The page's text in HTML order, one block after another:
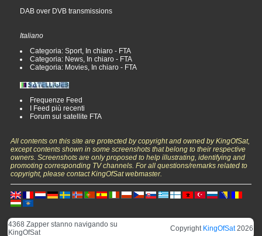
DAB over DVB transmissions
Italiano
Categoria: Sport, In chiaro - FTA
Categoria: News, In chiaro - FTA
Categoria: Movies, In chiaro - FTA
Frequenze Feed
I Feed più recenti
Forum sul satellite FTA
All contents on this site are protected by copyright and owned by KingOfSat,
except contents shown in some screenshots that belong to their respective
owners. Screenshots are only proposed to help illustrating, identifying and
promoting corresponding TV channels. For all questions/remarks related to
copyright, please contact KingOfSat webmaster.
4368 Zapper stanno navigando su
KingOfSat
Copyright KingOfSat2026